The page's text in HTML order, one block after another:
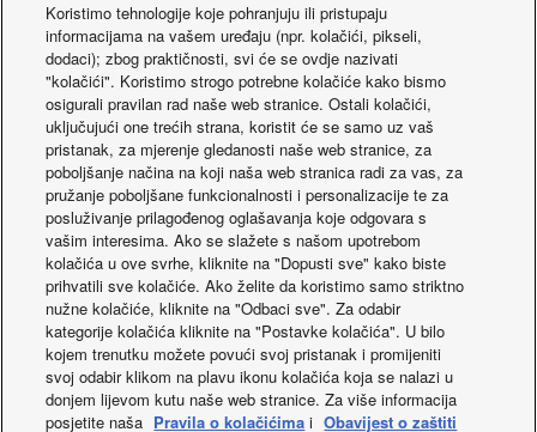
učinkovitosti i tihog rada.
Dostupna je dodatna kutija za kompresore koja pruža
dodatnu razinu smanjenja buke.
*Na temelju IPCC-a, šesto izvješće o procjeni (AR6)
Koristimo tehnologije koje pohranjuju ili pristupaju
informacijama na vašem uređaju (npr. kolačići, pikseli,
dodaci); zbog praktičnosti, svi će se ovdje nazivati
"kolačići". Koristimo strogo potrebne kolačiće kako bismo
osigurali pravilan rad naše web stranice. Ostali kolačići,
uključujući one trećih strana, koristit će se samo uz vaš
pristanak, za mjerenje gledanosti naše web stranice, za
poboljšanje načina na koji naša web stranica radi za vas, za
pružanje poboljšane funkcionalnosti i personalizacije te za
posluživanje prilagođenog oglašavanja koje odgovara s
vašim interesima. Ako se slažete s našom upotrebom
kolačića u ove svrhe, kliknite na "Dopusti sve" kako biste
prihvatili sve kolačiće. Ako želite da koristimo samo striktno
nužne kolačiće, kliknite na "Odbaci sve". Za odabir
kategorije kolačića kliknite na "Postavke kolačića". U bilo
kojem trenutku možete povući svoj pristanak i promijeniti
svoj odabir klikom na plavu ikonu kolačića koja se nalazi u
donjem lijevom kutu naše web stranice. Za više informacija
posjetite naša Pravila o kolačićima i Obavijest o zaštiti